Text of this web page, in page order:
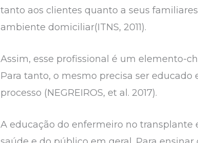
tanto aos clientes quanto a seus
ambiente domiciliar(ITNS, 2011).
Assim, esse profissional é um elemento-
Para tanto, o mesmo precisa ser
processo (NEGREIROS, et al. 2017).
A educação do enfermeiro no transplante